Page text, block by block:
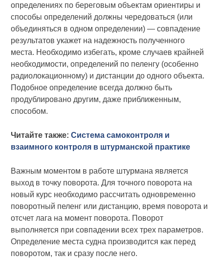
определениях по береговым объектам ориентиры и
способы определений должны чередоваться (или
объединяться в одном определении) — совпадение
результатов укажет на надежность полученного
места. Необходимо избегать, кроме случаев крайней
необходимости, определений по пеленгу (особенно
радиолокационному) и дистанции до одного объекта.
Подобное определение всегда должно быть
продублировано другим, даже приближенным,
способом.
Читайте также:Система самоконтроля и
взаимного контроля в штурманской практике
Важным моментом в работе штурмана является
выход в точку поворота. Для точного поворота на
новый курс необходимо рассчитать одновременно
поворотный пеленг или дистанцию, время поворота и
отсчет лага на момент поворота. Поворот
выполняется при совпадении всех трех параметров.
Определение места судна производится как перед
поворотом, так и сразу после него.